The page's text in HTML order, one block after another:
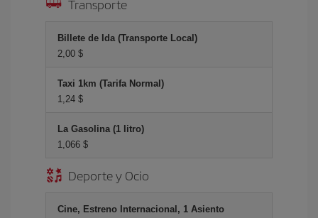
Transporte
Billete de Ida (Transporte Local)
2,00 $
Taxi 1km (Tarifa Normal)
1,24 $
La Gasolina (1 litro)
1,066 $
Deporte y Ocio
Cine, Estreno Internacional, 1 Asiento